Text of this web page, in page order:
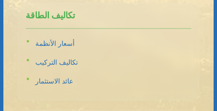
تكاليف الطاقة
أسعار الأنظمة
تكاليف التركيب
عائد الاستثمار